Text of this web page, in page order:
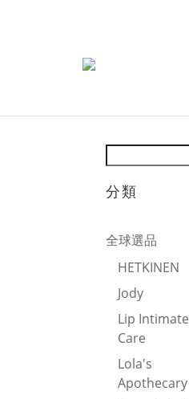
分類
全球選品
HETKINEN
Jody
Lip Intimate
Care
Lola's
Apothecary